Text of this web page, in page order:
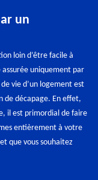
un
loin d’être facile à
uniquement par
vie d’un logement est
de décapage. En effet,
il est primordial de faire
entièrement à votre
que vous souhaitez